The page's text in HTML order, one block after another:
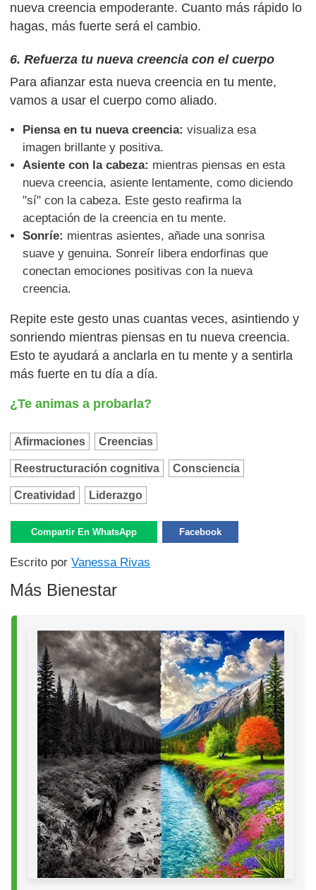
nueva creencia empoderante. Cuanto más rápido lo
hagas, más fuerte será el cambio.
6. Refuerza tu nueva creencia con el cuerpo
Para afianzar esta nueva creencia en tu mente,
vamos a usar el cuerpo como aliado.
Piensa en tu nueva creencia: visualiza esa
imagen brillante y positiva.
Asiente con la cabeza: mientras piensas en esta
nueva creencia, asiente lentamente, como diciendo
"sí" con la cabeza. Este gesto reafirma la
aceptación de la creencia en tu mente.
Sonríe: mientras asientes, añade una sonrisa
suave y genuina. Sonreír libera endorfinas que
conectan emociones positivas con la nueva
creencia.
Repite este gesto unas cuantas veces, asintiendo y
sonriendo mientras piensas en tu nueva creencia.
Esto te ayudará a anclarla en tu mente y a sentirla
más fuerte en tu día a día.
¿Te animas a probarla?
Afirmaciones Creencias
Reestructuración cognitiva Consciencia
Creatividad Liderazgo
Compartir En WhatsApp Facebook
Escrito porVanessa Rivas
Más Bienestar